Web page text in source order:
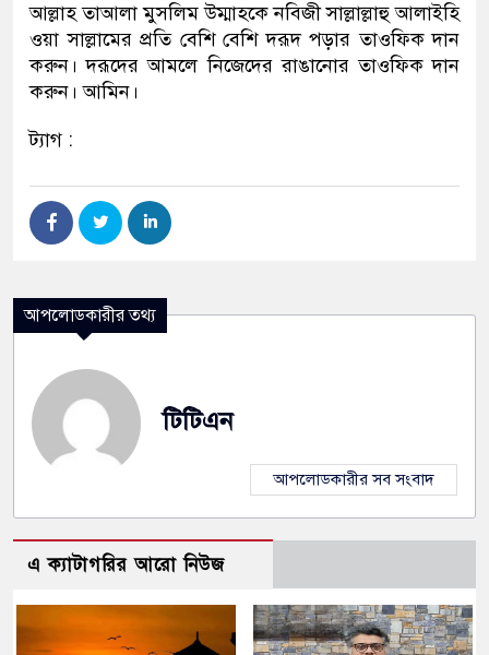
আল্লাহ তাআলা মুসলিম উম্মাহকে নবিজী সাল্লাল্লাহু আলাইহি
ওয়া সাল্লামের প্রতি বেশি বেশি দরূদ পড়ার তাওফিক দান
করুন। দরূদের আমলে নিজেদের রাঙানোর তাওফিক দান
করুন। আমিন।
ট্যাগ :
আপলোডকারীর তথ্য
টিটিএন
আপলোডকারীর সব সংবাদ
এ ক্যাটাগরির আরো নিউজ